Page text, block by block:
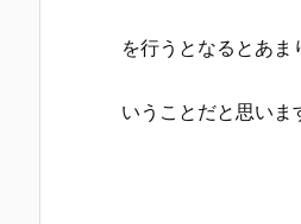
を行うとなるとあ
いうことだと思いま